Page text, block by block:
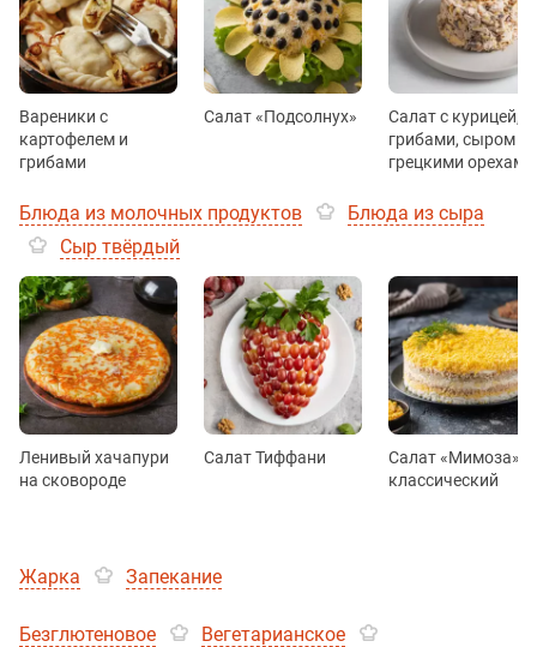
Вареники с
картофелем и
грибами
Салат «Подсолнух»
Салат с курицей,
грибами, сыром и
грецкими орехами
Блюда из молочных продуктов
Блюда из сыра
Сыр твёрдый
Ленивый хачапури
на сковороде
Салат Тиффани
Салат «Мимоза»
классический
Жарка Запекание
Безглютеновое
Вегетарианское